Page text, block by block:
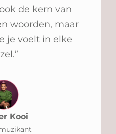
de kern van
woorden, maar
je voelt in elke
Kooi